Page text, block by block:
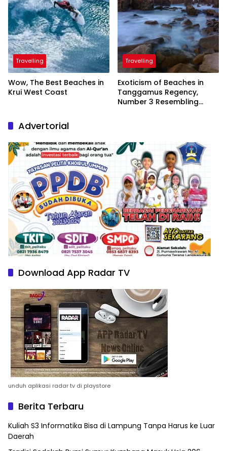
Travelling
Wow, The Best Beaches in
Krui West Coast
Travelling
Exoticism of Beaches in
Tanggamus Regency,
Number 3 Resembling
Advertorial
Download App Radar TV
unduh aplikasi radar tv di playstore
Berita Terbaru
Kuliah S3 Informatika Bisa di Lampung Tanpa Harus ke Luar
Daerah